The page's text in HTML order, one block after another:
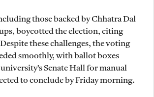
those backed by Chhatra Dal
boycotted the election, citing
these challenges, the voting
smoothly, with ballot boxes
Senate Hall for manual
to conclude by Friday morning.